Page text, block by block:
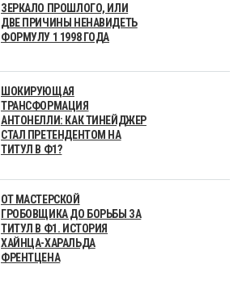
ЗЕРКАЛО ПРОШЛОГО, ИЛИ
ДВЕ ПРИЧИНЫ НЕНАВИДЕТЬ
ФОРМУЛУ 1 1998 ГОДА
ШОКИРУЮЩАЯ
ТРАНСФОРМАЦИЯ
АНТОНЕЛЛИ: КАК ТИНЕЙДЖЕР
СТАЛ ПРЕТЕНДЕНТОМ НА
ТИТУЛ В Ф1?
ОТ МАСТЕРСКОЙ
ГРОБОВЩИКА ДО БОРЬБЫ ЗА
ТИТУЛ В Ф1. ИСТОРИЯ
ХАЙНЦА-ХАРАЛЬДА
ФРЕНТЦЕНА